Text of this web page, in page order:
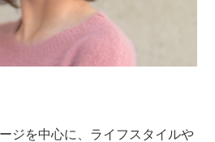
ジを中心に、ライフスタイルや